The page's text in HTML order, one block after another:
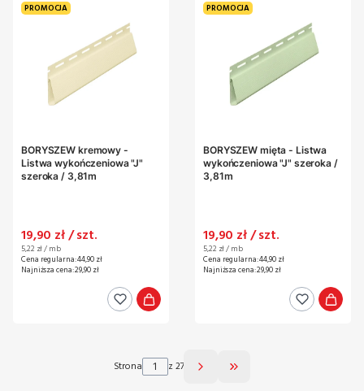
PROMOCJA
BORYSZEW kremowy -
Listwa wykończeniowa "J"
szeroka / 3,81m
Cena promocyjna
19,90 zł / szt.
Cena jednostkowa
5,22 zł / mb
Cena regularna:44,90 zł
Najniższa cena:29,90 zł
PROMOCJA
BORYSZEW mięta - Listwa
wykończeniowa "J" szeroka /
3,81m
Cena promocyjna
19,90 zł / szt.
Cena jednostkowa
5,22 zł / mb
Cena regularna:44,90 zł
Najniższa cena:29,90 zł
Strona z 27 Przejdź do ostatniej